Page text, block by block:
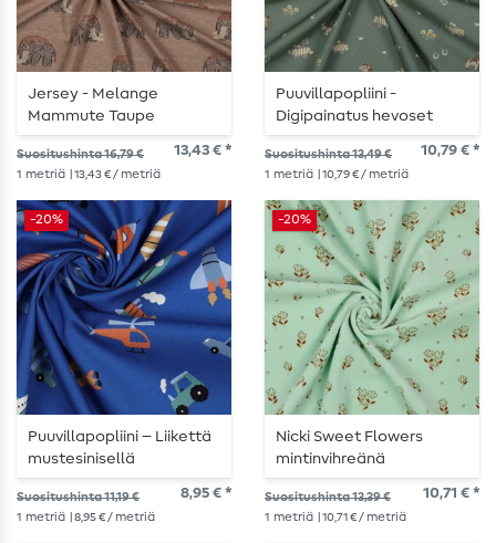
Jersey - Melange
Mammute Taupe
Suositushinta 16,79 € 13,43 € *
1 metriä | 13,43 € / metriä
Puuvillapopliini -
Digipainatus hevoset
salviavihreällä
Suositushinta 13,49 € 10,79 € *
1 metriä | 10,79 € / metriä
-20%
Puuvillapopliini – Liikettä
mustesinisellä
Suositushinta 11,19 € 8,95 € *
1 metriä | 8,95 € / metriä
-20%
Nicki Sweet Flowers
mintinvihreänä
Suositushinta 13,39 € 10,71 € *
1 metriä | 10,71 € / metriä